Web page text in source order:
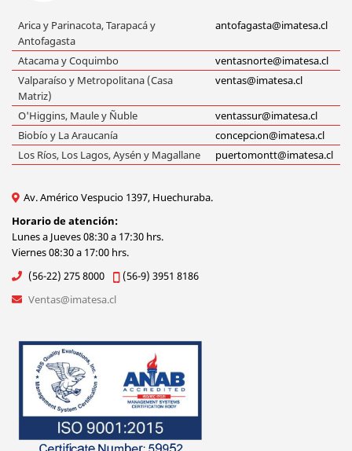
Arica y Parinacota, Tarapacá y
Antofagasta
antofagasta@imatesa.cl
Atacama y Coquimbo
ventasnorte@imatesa.cl
Valparaíso y Metropolitana (Casa
Matriz)
ventas@imatesa.cl
O'Higgins, Maule y Ñuble
ventassur@imatesa.cl
Biobío y La Araucanía
concepcion@imatesa.cl
Los Ríos, Los Lagos, Aysén y Magallane
puertomontt@imatesa.cl
Av. Américo Vespucio 1397, Huechuraba.
Horario de atención:
Lunes a Jueves 08:30 a 17:30 hrs.
Viernes 08:30 a 17:00 hrs.
(56-22) 275 8000
(56-9) 3951 8186
Ventas@imatesa.cl